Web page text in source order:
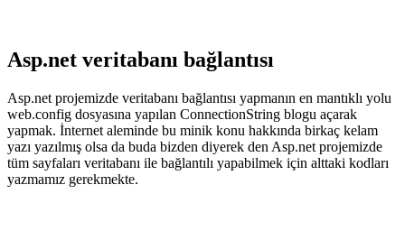
Asp.net veritabanı bağlantısı
Asp.net projemizde veritabanı bağlantısı yapmanın en mantıklı yolu
web.config dosyasına yapılan ConnectionString blogu açarak
yapmak. İnternet aleminde bu minik konu hakkında birkaç kelam
yazı yazılmış olsa da buda bizden diyerek den Asp.net projemizde
tüm sayfaları veritabanı ile bağlantılı yapabilmek için alttaki kodları
yazmamız gerekmekte.